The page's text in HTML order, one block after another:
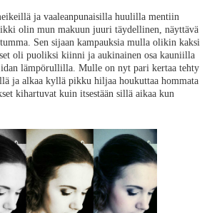
ja vaaleanpunaisilla huulilla mentiin
olin mun makuun juuri täydellinen, näyttävä
Sen sijaan kampauksia mulla olikin kaksi
oli puoliksi kiinni ja aukinainen osa kauniilla
lämpörullilla. Mulle on nyt pari kertaa tehty
ja alkaa kyllä pikku hiljaa houkuttaa hommata
kihartuvat kuin itsestään sillä aikaa kun